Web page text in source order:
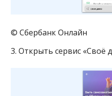
© Сбербанк Онлайн
3. Открыть сервис «Своё